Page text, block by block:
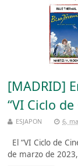
[MADRID]
“VI Ciclo de
ESJAPON 6,
El “VI Ciclo de
de marzo de